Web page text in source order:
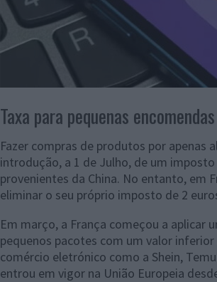
Taxa para pequenas
Fazer compras de produtos por apenas
introdução, a 1 de Julho, de um
provenientes da China. No entanto, em
eliminar o seu próprio imposto de 2
Em março, a França começou a aplicar
pequenos pacotes com um valor
comércio eletrónico como a Shein,
entrou em vigor na União Europeia